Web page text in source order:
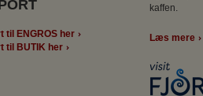
til ENGROS her
til BUTIK her
kaffen.
Læs mere